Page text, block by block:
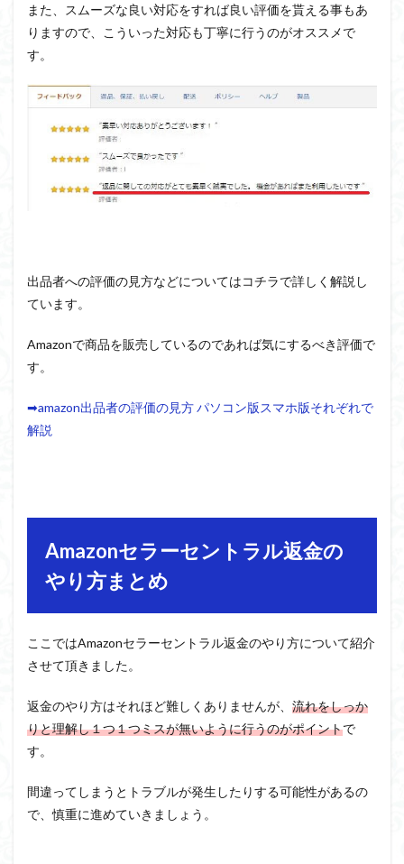
また、スムーズな良い対応をすれば良い評価を貰える事もあ
りますので、こういった対応も丁寧に行うのがオススメで
す。
出品者への評価の見方などについてはコチラで詳しく解説し
ています。
Amazonで商品を販売しているのであれば気にするべき評価で
す。
➡amazon出品者の評価の見方 パソコン版スマホ版それぞれで
解説
Amazonセラーセントラル返金の
やり方まとめ
ここではAmazonセラーセントラル返金のやり方について紹介
させて頂きました。
返金のやり方はそれほど難しくありませんが、 流れをしっか
りと理解し１つ１つミスが無いように行うのがポイントで
す。
間違ってしまうとトラブルが発生したりする可能性があるの
で、慎重に進めていきましょう。